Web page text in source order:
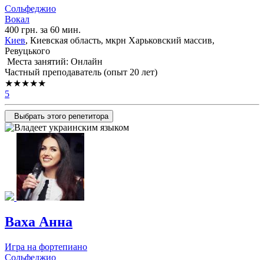
Сольфеджио
Вокал
400 грн. за 60 мин.
Киев, Киевская область, мкрн Харьковский массив,
Ревуцького
Места занятий: Онлайн
Частный преподаватель (опыт 20 лет)
★★★★★
5
Выбрать этого репетитора
Ваха Анна
Игра на фортепиано
Сольфеджио